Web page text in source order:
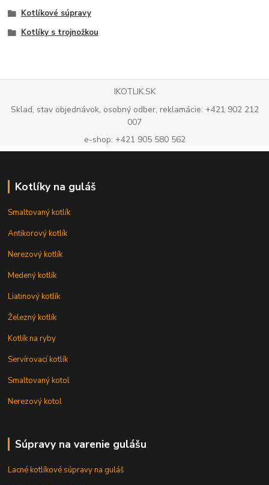
Kotlíkové súpravy
Kotlíky s trojnožkou
IKOTLIK.SK
Sklad, stav objednávok, osobný odber, reklamácie: +421 902 212
007
e-shop: +421 905 580 562
Kotlíky na guláš
Smaltovaný kotlík
Antikorový kotlík
Nerezový kotlík
Medený kotlík
Liatinový kotlík
Železný kotlík
Kotlík na ryby
Servírovací kotlík
Smaltovaný kotol
Nerezový kotol
Súpravy na varenie gulášu
Lacné kotlíkové súpravy na guláš